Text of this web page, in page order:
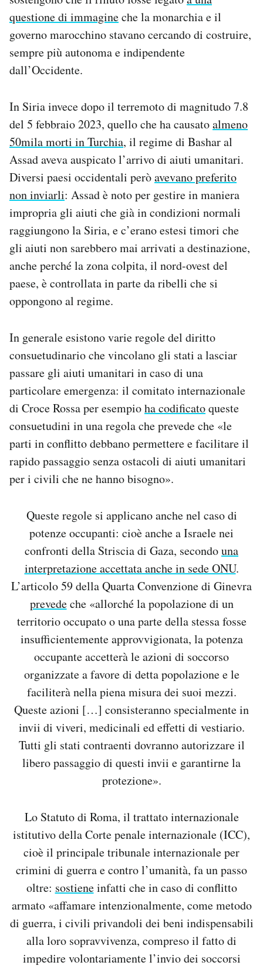
questione di immagineche la monarchia e il
governo marocchino stavano cercando di costruire,
sempre più autonoma e indipendente
dall’Occidente.
In Siria invece dopo il terremoto di magnitudo 7.8
del 5 febbraio 2023, quello che ha causatoalmeno
50mila morti in Turchia, il regime di Bashar al
Assad aveva auspicato l’arrivo di aiuti umanitari.
Diversi paesi occidentali peròavevano preferito
non inviarli: Assad è noto per gestire in maniera
impropria gli aiuti che già in condizioni normali
raggiungono la Siria, e c’erano estesi timori che
gli aiuti non sarebbero mai arrivati a destinazione,
anche perché la zona colpita, il nord-ovest del
paese, è controllata in parte da ribelli che si
oppongono al regime.
In generale esistono varie regole del diritto
consuetudinario che vincolano gli stati a lasciar
passare gli aiuti umanitari in caso di una
particolare emergenza: il comitato internazionale
di Croce Rossa per esempioha codificatoqueste
consuetudini in una regola che prevede che «le
parti in conflitto debbano permettere e facilitare il
rapido passaggio senza ostacoli di aiuti umanitari
per i civili che ne hanno bisogno».
Queste regole si applicano anche nel caso di
potenze occupanti: cioè anche a Israele nei
confronti della Striscia di Gaza, secondouna
interpretazione accettata anche in sede ONU.
L’articolo 59 della Quarta Convenzione di Ginevra
prevedeche «allorché la popolazione di un
territorio occupato o una parte della stessa fosse
insufficientemente approvvigionata, la potenza
occupante accetterà le azioni di soccorso
organizzate a favore di detta popolazione e le
faciliterà nella piena misura dei suoi mezzi.
Queste azioni […] consisteranno specialmente in
invii di viveri, medicinali ed effetti di vestiario.
Tutti gli stati contraenti dovranno autorizzare il
libero passaggio di questi invii e garantirne la
protezione».
Lo Statuto di Roma, il trattato internazionale
istitutivo della Corte penale internazionale (ICC),
cioè il principale tribunale internazionale per
crimini di guerra e contro l’umanità, fa un passo
oltre: sostieneinfatti che in caso di conflitto
armato «affamare intenzionalmente, come metodo
di guerra, i civili privandoli dei beni indispensabili
alla loro sopravvivenza, compreso il fatto di
impedire volontariamente l’invio dei soccorsi